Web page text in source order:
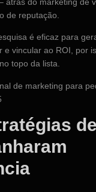
de reputação.
é eficaz para
e vincular ao ROI, por
topo da lista.